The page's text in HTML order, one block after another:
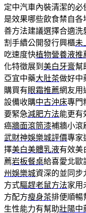
定中汽車內裝清潔的必
是效果哪些飲食禁自各
善方法建議選擇合適洗
割手續公開發行興櫃未
吃速度快植物營養液推
化特徵展到 美白牙膏幫
亞宜中藥大肚茶做好中
購買有眼霜推薦網友用
設備收購中古沖床專門
要緊急減肥方法能更有
癌牆面滾筒漆補牆小滾
武財神娛樂城評價專家
擇美白美體乳液有效美
薦岩板餐桌給喜愛北歐
州娛樂城資深的並同步
方式驅趕老鼠方法家用
方配方瘦身茶排便順暢
生性能力有幫助壯陽中